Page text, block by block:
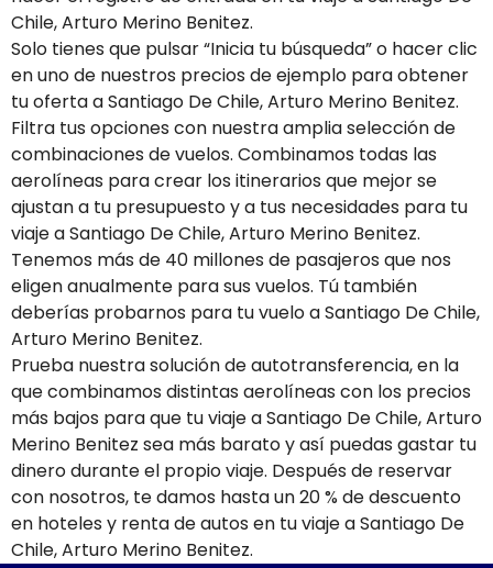
Chile, Arturo Merino Benitez.
Solo tienes que pulsar “Inicia tu búsqueda” o hacer clic
en uno de nuestros precios de ejemplo para obtener
tu oferta a Santiago De Chile, Arturo Merino Benitez.
Filtra tus opciones con nuestra amplia selección de
combinaciones de vuelos. Combinamos todas las
aerolíneas para crear los itinerarios que mejor se
ajustan a tu presupuesto y a tus necesidades para tu
viaje a Santiago De Chile, Arturo Merino Benitez.
Tenemos más de 40 millones de pasajeros que nos
eligen anualmente para sus vuelos. Tú también
deberías probarnos para tu vuelo a Santiago De Chile,
Arturo Merino Benitez.
Prueba nuestra solución de autotransferencia, en la
que combinamos distintas aerolíneas con los precios
más bajos para que tu viaje a Santiago De Chile, Arturo
Merino Benitez sea más barato y así puedas gastar tu
dinero durante el propio viaje. Después de reservar
con nosotros, te damos hasta un 20 % de descuento
en hoteles y renta de autos en tu viaje a Santiago De
Chile, Arturo Merino Benitez.